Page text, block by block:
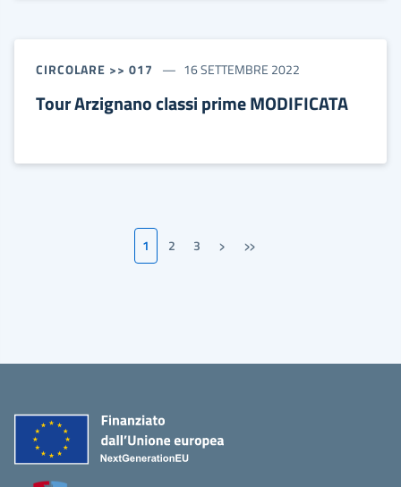
CIRCOLARE >> 017 16 SETTEMBRE 2022
Tour Arzignano classi prime MODIFICATA
1 2 3 Pagina successiva
› Ultima pagina
»